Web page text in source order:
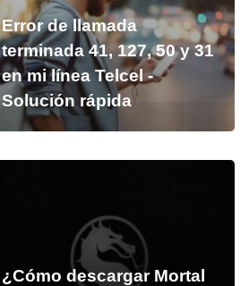
Error de llamada
terminada 41, 127, 50 y 31
en mi línea Telcel -
Solución rápida
¿Cómo descargar Mortal